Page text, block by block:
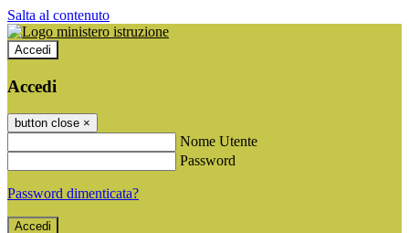
Salta al contenuto
Accedi
Accedi
button close ×
Nome Utente
Password
Password dimenticata?